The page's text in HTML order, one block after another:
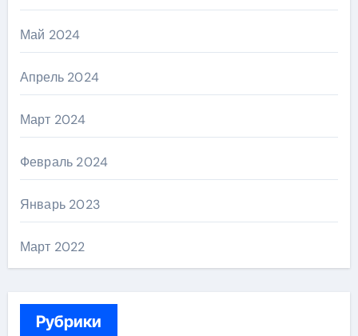
Май 2024
Апрель 2024
Март 2024
Февраль 2024
Январь 2023
Март 2022
Рубрики